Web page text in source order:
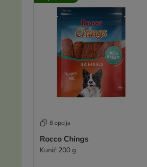
8 opcija
Rocco Chings
Kunić 200 g